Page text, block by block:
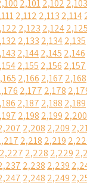
2,1012,102 2,103
2,112 2,113 2,114
2,123 2,1242,125
2,133 2,1342,135
2,1442,145 2,146
2,155 2,156 2,157
2,166 2,167 2,168
2,177 2,178
2,187 2,188 2,189
2,198 2,199 2,200
2,208 2,209
2,218 2,219
2,227 2,228 2,229
2,238 2,239
2,248 2,249